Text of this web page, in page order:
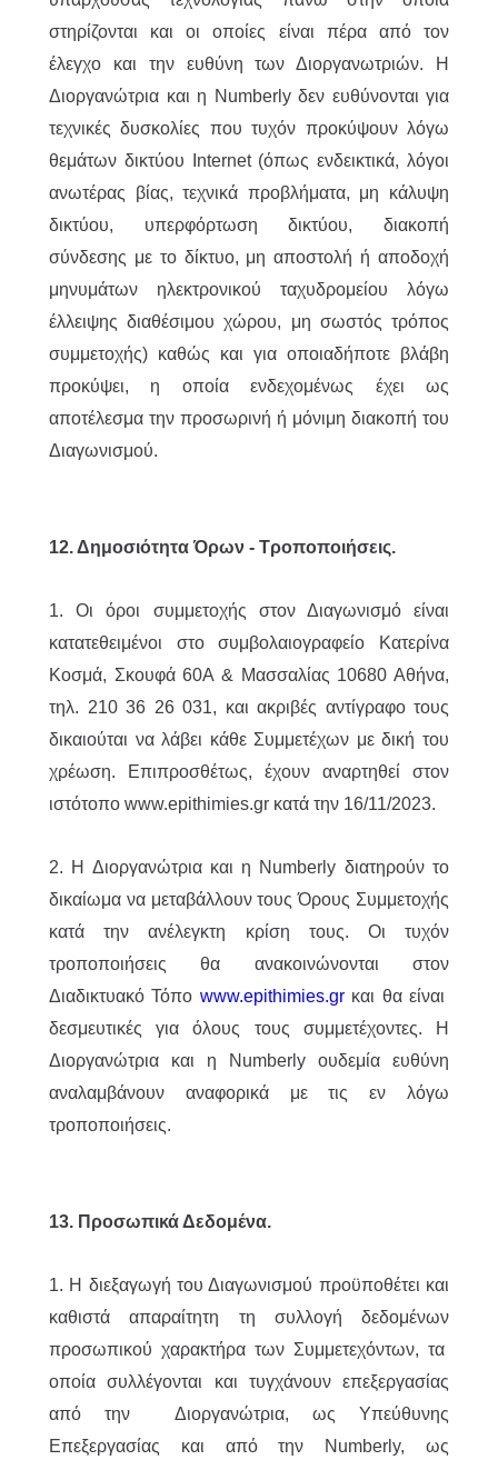
στηρίζονται και οι οποίες είναι πέρα από τον
έλεγχο και την ευθύνη των Διοργανωτριών. Η
Διοργανώτρια και η Numberly δεν ευθύνονται για
τεχνικές δυσκολίες που τυχόν προκύψουν λόγω
θεμάτων δικτύου Internet (όπως ενδεικτικά, λόγοι
ανωτέρας βίας, τεχνικά προβλήματα, μη κάλυψη
δικτύου, υπερφόρτωση δικτύου, διακοπή
σύνδεσης με το δίκτυο, μη αποστολή ή αποδοχή
μηνυμάτων ηλεκτρονικού ταχυδρομείου λόγω
έλλειψης διαθέσιμου χώρου, μη σωστός τρόπος
συμμετοχής) καθώς και για οποιαδήποτε βλάβη
προκύψει, η οποία ενδεχομένως έχει ως
αποτέλεσμα την προσωρινή ή μόνιμη διακοπή του
Διαγωνισμού.
12. Δημοσιότητα Όρων - Τροποποιήσεις.
1. Οι όροι συμμετοχής στον Διαγωνισμό είναι
κατατεθειμένοι στο συμβολαιογραφείο Κατερίνα
Κοσμά, Σκουφά 60Α & Μασσαλίας 10680 Αθήνα,
τηλ. 210 36 26 031, και ακριβές αντίγραφο τους
δικαιούται να λάβει κάθε Συμμετέχων με δική του
χρέωση. Επιπροσθέτως, έχουν αναρτηθεί στον
ιστότοπο www.epithimies.gr κατά την 16/11/2023.
2. Η Διοργανώτρια και η Numberly διατηρούν το
δικαίωμα να μεταβάλλουν τους Όρους Συμμετοχής
κατά την ανέλεγκτη κρίση τους. Οι τυχόν
τροποποιήσεις θα ανακοινώνονται στον
Διαδικτυακό Τόπο www.epithimies.gr και θα είναι
δεσμευτικές για όλους τους συμμετέχοντες. Η
Διοργανώτρια και η Numberly ουδεμία ευθύνη
αναλαμβάνουν αναφορικά με τις εν λόγω
τροποποιήσεις.
13. Προσωπικά Δεδομένα.
1. Η διεξαγωγή του Διαγωνισμού προϋποθέτει και
καθιστά απαραίτητη τη συλλογή δεδομένων
προσωπικού χαρακτήρα των Συμμετεχόντων, τα
οποία συλλέγονται και τυγχάνουν επεξεργασίας
από την Διοργανώτρια, ως Υπεύθυνης
Επεξεργασίας και από την Numberly, ως